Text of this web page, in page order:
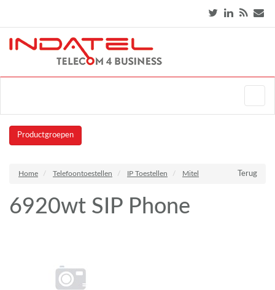
Productgroepen
Terug
Home Telefoontoestellen IP Toestellen Mitel
6920wt SIP Phone